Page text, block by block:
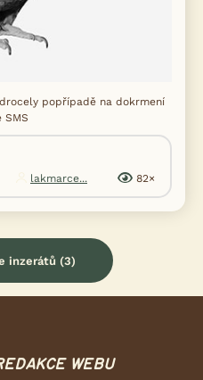
popřípadě na dokrmení
SMS
lakmarce... 82×
inzerátů (3)
WEBU